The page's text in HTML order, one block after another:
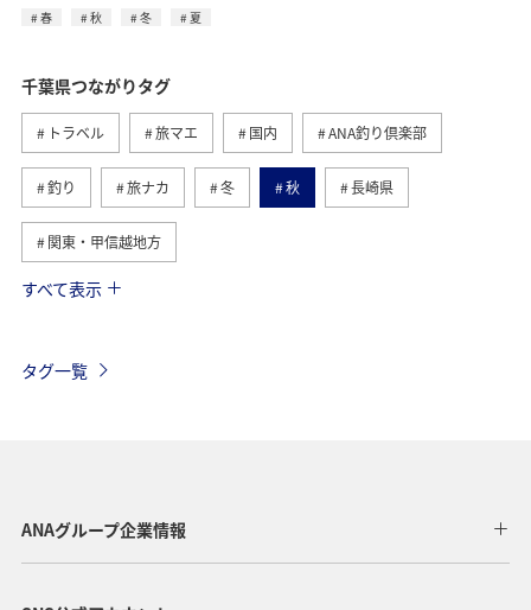
春
秋 冬 夏
千葉県つながりタグ
トラベル 旅マエ 国内 ANA釣り倶楽部
釣り 旅ナカ 冬 秋 長崎県
関東・甲信越地方
海 北海道
広島県 神戸 新潟県 秋のアクティビティ
すべて表示
タグ一覧
ANAグループ企業情報